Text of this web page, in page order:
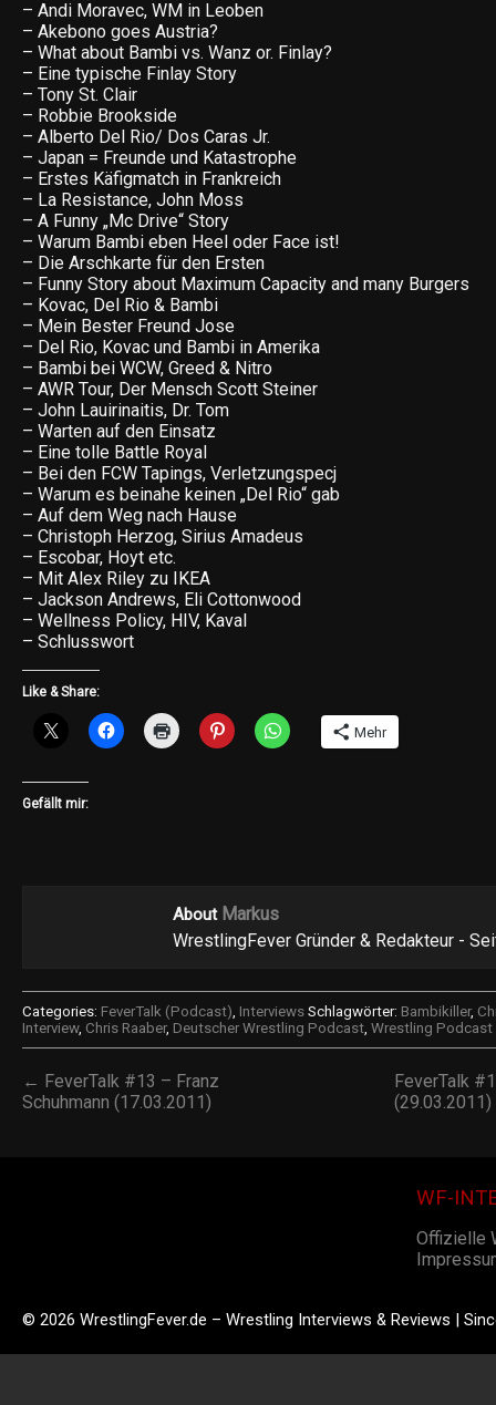
– Andi Moravec, WM in Leoben
– Akebono goes Austria?
– What about Bambi vs. Wanz or. Finlay?
– Eine typische Finlay Story
– Tony St. Clair
– Robbie Brookside
– Alberto Del Rio/ Dos Caras Jr.
– Japan = Freunde und Katastrophe
– Erstes Käfigmatch in Frankreich
– La Resistance, John Moss
– A Funny „Mc Drive“ Story
– Warum Bambi eben Heel oder Face ist!
– Die Arschkarte für den Ersten
– Funny Story about Maximum Capacity and many Burgers
– Kovac, Del Rio & Bambi
– Mein Bester Freund Jose
– Del Rio, Kovac und Bambi in Amerika
– Bambi bei WCW, Greed & Nitro
– AWR Tour, Der Mensch Scott Steiner
– John Lauirinaitis, Dr. Tom
– Warten auf den Einsatz
– Eine tolle Battle Royal
– Bei den FCW Tapings, Verletzungspecj
– Warum es beinahe keinen „Del Rio“ gab
– Auf dem Weg nach Hause
– Christoph Herzog, Sirius Amadeus
– Escobar, Hoyt etc.
– Mit Alex Riley zu IKEA
– Jackson Andrews, Eli Cottonwood
– Wellness Policy, HIV, Kaval
– Schlusswort
Like & Share:
Mehr
Gefällt mir:
About Markus
WrestlingFever Gründer & Redakteur -
Categories: FeverTalk (Podcast), Interviews Schlagwörter: Bambikiller,
Interview, Chris Raaber, Deutscher Wrestling Podcast, Wrestling Podcast
← FeverTalk #13 – Franz
Schuhmann (17.03.2011)
FeverTalk
WF-
Offizielle
© 2026 WrestlingFever.de – Wrestling Interviews & Reviews |